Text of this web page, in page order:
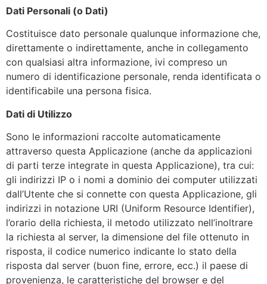
Dati Personali (o Dati)
Costituisce dato personale qualunque informazione che,
direttamente o indirettamente, anche in collegamento
con qualsiasi altra informazione, ivi compreso un
numero di identificazione personale, renda identificata o
identificabile una persona fisica.
Dati di Utilizzo
Sono le informazioni raccolte automaticamente
attraverso questa Applicazione (anche da applicazioni
di parti terze integrate in questa Applicazione), tra cui:
gli indirizzi IP o i nomi a dominio dei computer utilizzati
dall’Utente che si connette con questa Applicazione, gli
indirizzi in notazione URI (Uniform Resource Identifier),
l’orario della richiesta, il metodo utilizzato nell’inoltrare
la richiesta al server, la dimensione del file ottenuto in
risposta, il codice numerico indicante lo stato della
risposta dal server (buon fine, errore, ecc.) il paese di
provenienza, le caratteristiche del browser e del